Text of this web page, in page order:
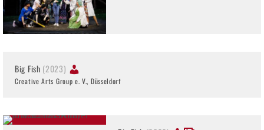
Big Fish (2023)
Creative Arts Group e. V., Düsseldorf